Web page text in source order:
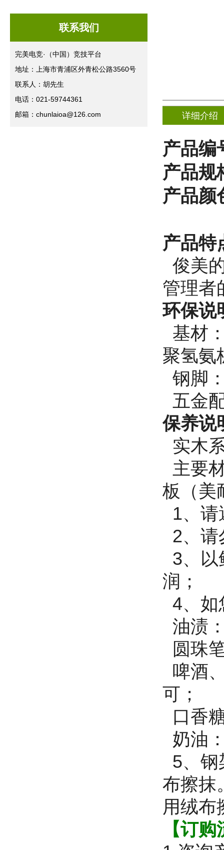
联系我们
完美电竞·（中国）竞技平台
地址：上海市青浦区外青松公路3560号
联系人：胡先生
电话：021-59744361
邮箱：chunlaioa@126.com
详细介绍
产品
产品
产品颜
产品特
俊美
管理者
环保说
基材
聚氢
钢脚
五金
保养说
实木
主要
板（美
1、请
2、
3、以
润
4、如
油渍
圆珠
啤酒
可；
口香
奶油
5、钢
布擦抹
用绒
【订